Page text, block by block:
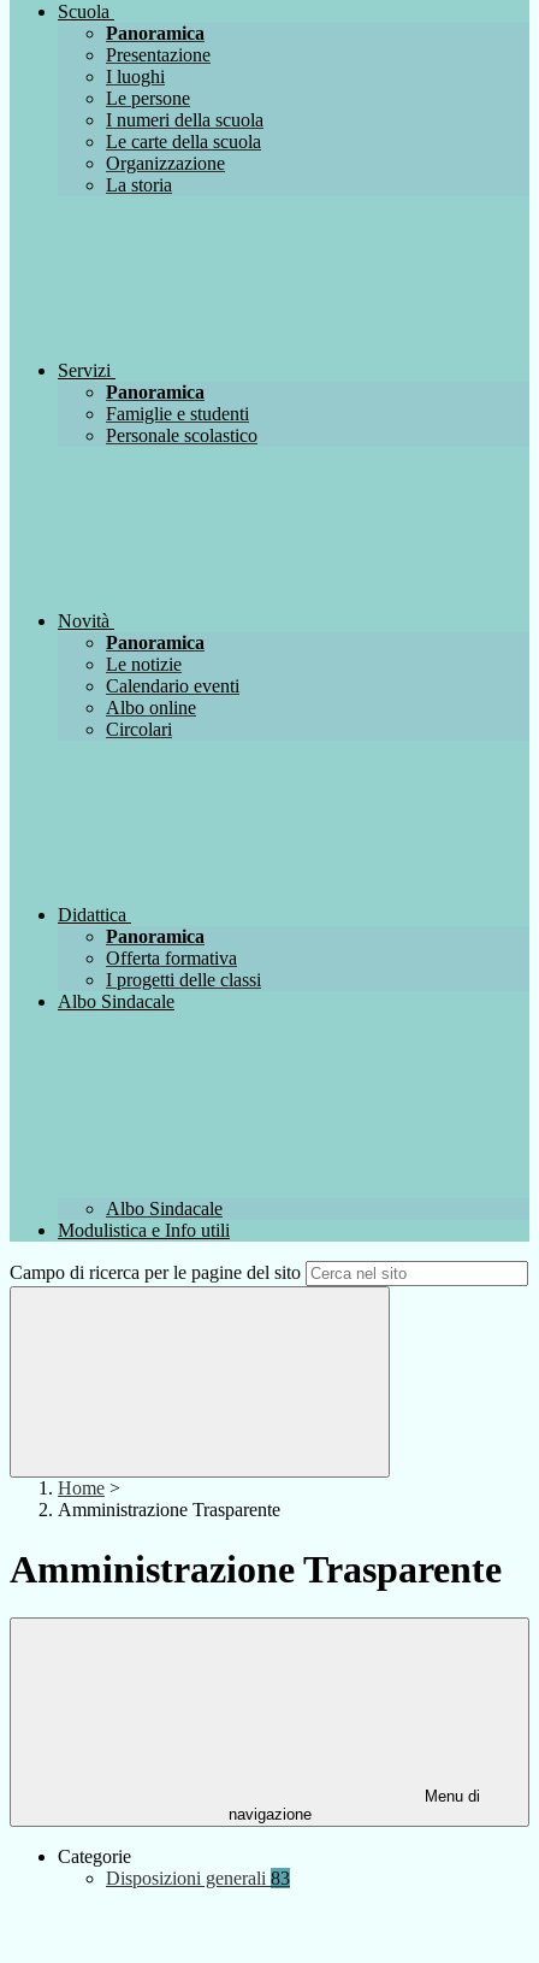
Scuola
Panoramica
Presentazione
I luoghi
Le persone
I numeri della scuola
Le carte della scuola
Organizzazione
La storia
Servizi
Panoramica
Famiglie e studenti
Personale scolastico
Novità
Panoramica
Le notizie
Calendario eventi
Albo online
Circolari
Didattica
Panoramica
Offerta formativa
I progetti delle classi
Albo Sindacale
Albo Sindacale
Modulistica e Info utili
Campo di ricerca per le pagine del sito
Home >
Amministrazione Trasparente
Amministrazione Trasparente
Menu di
navigazione
Categorie
Disposizioni generali 83